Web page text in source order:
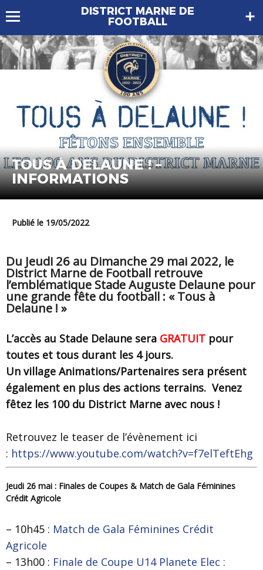
DISTRICT MARNE DE
FOOTBALL
TOUS À DELAUNE ! –
INFORMATIONS
Publié le 19/05/2022
Du Jeudi 26 au Dimanche 29 mai 2022, le
District Marne de Football retrouve
l’emblématique Stade Auguste Delaune pour
une grande fête du football : « Tous à
Delaune ! »
L’accès au Stade Delaune sera GRATUIT pour
toutes et tous durant les 4 jours.
Un village Animations/Partenaires sera présent
également en plus des actions terrains. Venez
fêtez les 100 du District Marne avec nous !
Retrouvez le teaser de l’évènement ici
: https://www.youtube.com/watch?v=f7elTeftEhg
Jeudi 26 mai : Finales de Coupes & Match de Gala Féminines
Crédit Agricole
– 10h45 : Match de Gala Féminines Crédit
Agricole
– 13h00 : Finale de Coupe U14 Planete Elec :